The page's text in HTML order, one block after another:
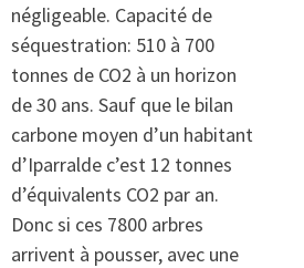
négligeable. Capacité de
séquestration: 510 à 700
tonnes de CO2 à un horizon
de 30 ans. Sauf que le bilan
carbone moyen d’un habitant
d’Iparralde c’est 12 tonnes
d’équivalents CO2 par an.
Donc si ces 7800 arbres
arrivent à pousser, avec une